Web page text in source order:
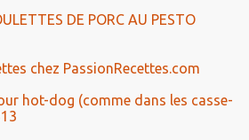
DE PORC AU PESTO
chez PassionRecettes.com
hot-dog (comme dans les casse-